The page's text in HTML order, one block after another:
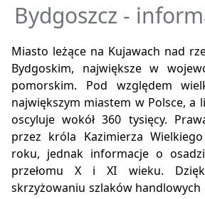
Bydgoszcz -
Miasto leżące na Kujawach nad
Bydgoskim, największe w
pomorskim. Pod względem
największym miastem w Polsce, a
oscyluje wokół 360 tysięcy.
przez króla Kazimierza
roku, jednak informacje o
przełomu X i XI wieku.
skrzyżowaniu szlaków